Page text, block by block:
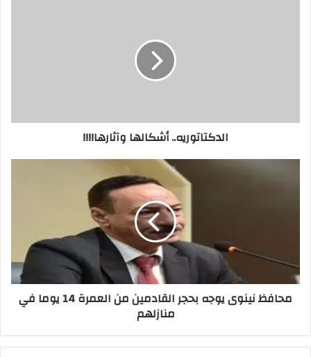
الدكتاتوريه.. أشكالها وآثارها!!!!
14
يوما
في
محافظ نينوى يوجه بحجر القادمين من العمرة 14 يوما في
منازلهم